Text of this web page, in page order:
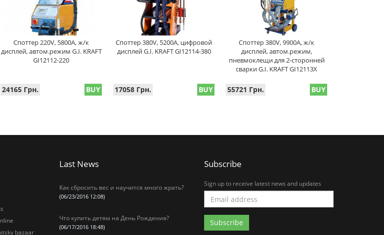
Споттер 220V, 5800A, ж/к
дисплей, автом.режим G.I. KRAFT
GI12112-220
24165 Грн. BUY
Споттер 380V, 5200A, цифровой
дисплей G.I. KRAFT GI12114-380
17058 Грн. BUY
Споттер 380V, 9900A, ж/к
дисплей, автом.режим,
пневмоклещи для 2-сторонней
сварки G.I. KRAFT GI12113X
55721 Грн. BUY
bazaar
Last News
Как сбросить вес и научится много жрать?
(06/23/2016 12:08)
Что купить детям на День Рождения?
(06/17/2016 18:48)
Subscribe
Sign up to receive latest news and updates